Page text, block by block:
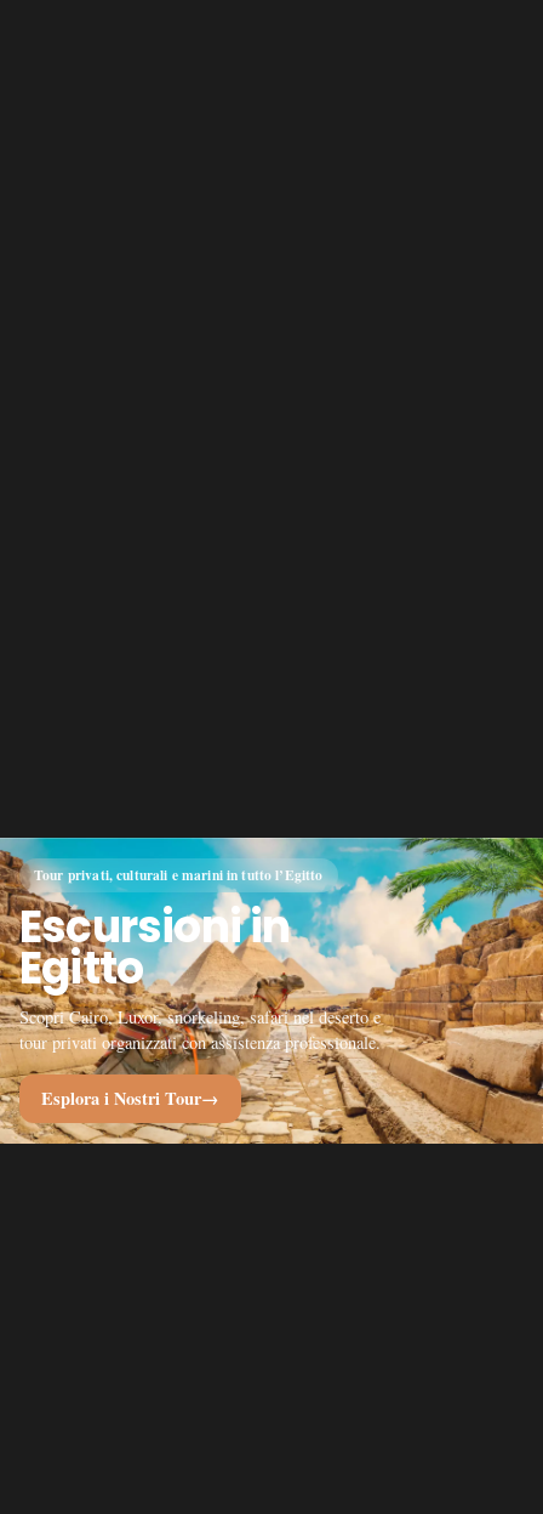
Tour privati, culturali e marini in tutto l’Egitto
Escursioni in
Egitto
Scopri Cairo, Luxor, snorkeling, safari nel deserto e
tour privati organizzati con assistenza professionale.
Esplora i Nostri Tour→